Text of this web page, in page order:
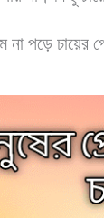
না পড়ে চায়ের